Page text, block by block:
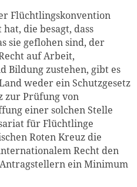
Flüchtlingskonvention
die besagt, dass
sie geflohen sind, der
auf Arbeit,
Bildung zustehen, gibt es
weder ein Schutzgesetz
zur Prüfung von
einer solchen Stelle
für Flüchtlinge
Roten Kreuz die
Recht den
ein Minimum